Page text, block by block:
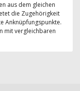
aus dem gleichen
die Zugehörigkeit
Anknüpfungspunkte.
mit vergleichbaren